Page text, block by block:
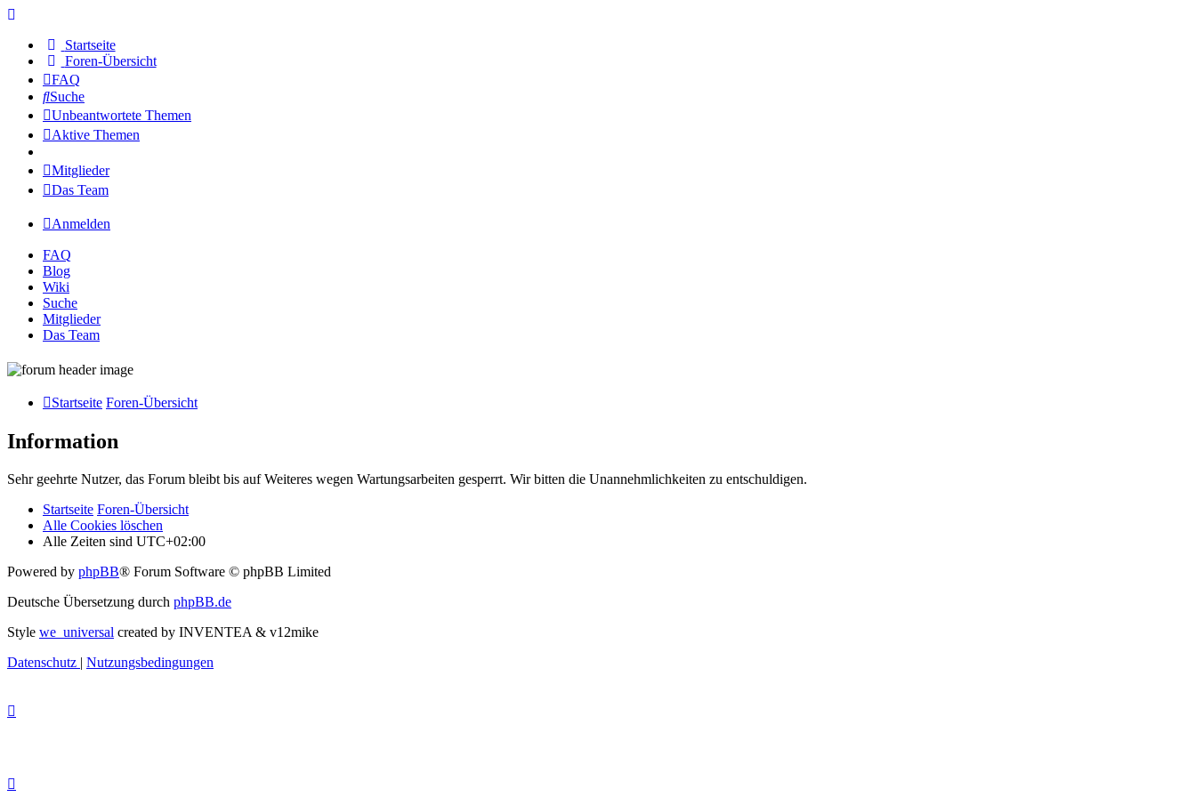
Startseite
Foren-Übersicht
FAQ
Suche
Unbeantwortete Themen
Aktive Themen
Mitglieder
Das Team
Anmelden
FAQ
Blog
Wiki
Suche
Mitglieder
Das Team
Startseite Foren-Übersicht
Information
Sehr geehrte Nutzer, das Forum bleibt bis auf Weiteres wegen Wartungsarbeiten gesperrt. Wir bitten die Unannehmlichkeiten zu entschuldigen.
Startseite Foren-Übersicht
Alle Cookies löschen
Alle Zeiten sind UTC+02:00
Powered by phpBB® Forum Software © phpBB Limited
Deutsche Übersetzung durch phpBB.de
Style we_universal created by INVENTEA & v12mike
Datenschutz | Nutzungsbedingungen